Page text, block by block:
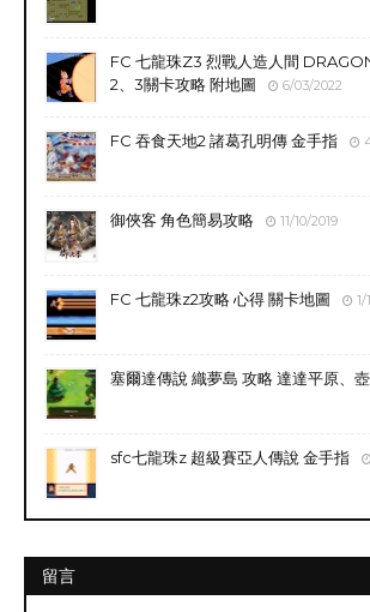
FC 七龍珠Z3 烈戰人造人間 DRAGON
2、3關卡攻略 附地圖
6/03/2022
FC 吞食天地2 諸葛孔明傳 金手指
御俠客 角色簡易攻略 11/10/2019
FC 七龍珠z2攻略 心得 關卡地圖
塞爾達傳說 織夢島 攻略 達達平原、
sfc七龍珠z 超級賽亞人傳說 金手指
留言